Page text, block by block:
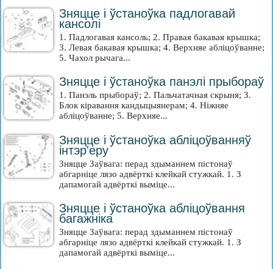
Зняцце і ўстаноўка падлогавай
кансолі
1. Падлогавая кансоль; 2. Правая бакавая крышка;
3. Левая бакавая крышка; 4. Верхняе абліцоўванне;
5. Чахол рычага...
Зняцце і ўстаноўка панэлі прыбораў
1. Панэль прыбораў; 2. Пальчатачная скрыня; 3.
Блок кіравання кандыцыянерам; 4. Ніжняе
абліцоўванне; 5. Верхняе...
Зняцце і ўстаноўка абліцоўванняў
інтэр'еру
Зняцце Заўвага: перад здыманнем пістонаў
абгарніце лязо адвёрткі клейкай стужкай. 1. З
дапамогай адвёрткі выміце...
Зняцце і ўстаноўка абліцоўвання
багажніка
Зняцце Заўвага: перад здыманнем пістонаў
абгарніце лязо адвёрткі клейкай стужкай. 1. З
дапамогай адвёрткі выміце...